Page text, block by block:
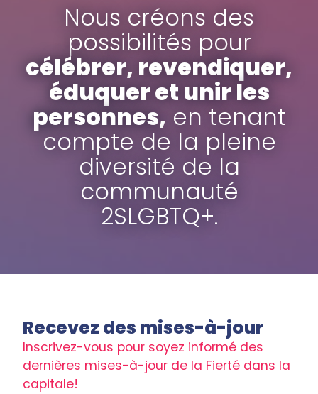
Nous créons des
possibilités pour
célébrer, revendiquer,
éduquer et unir les
personnes, en tenant
compte de la pleine
diversité de la
communauté
2SLGBTQ+.
Recevez des mises-à-jour
Inscrivez-vous pour soyez informé des
dernières mises-à-jour de la Fierté dans la
capitale!